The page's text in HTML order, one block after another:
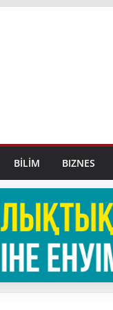
BİLİM BIZNES